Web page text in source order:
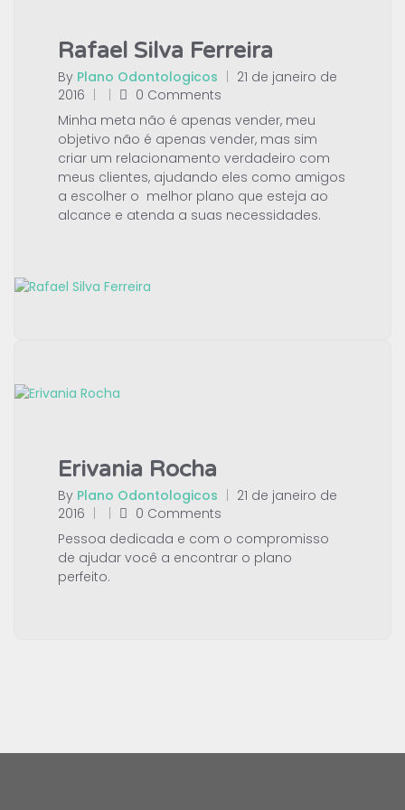
Rafael Silva Ferreira
By Plano Odontologicos
21 de janeiro de
2016
0 Comments
Minha meta não é apenas vender, meu
objetivo não é apenas vender, mas sim
criar um relacionamento verdadeiro com
meus clientes, ajudando eles como amigos
a escolher o melhor plano que esteja ao
alcance e atenda a suas necessidades.
Erivania Rocha
By Plano Odontologicos | 21 de janeiro de
2016 | |
0 Comments
Pessoa dedicada e com o compromisso
de ajudar você a encontrar o plano
perfeito.